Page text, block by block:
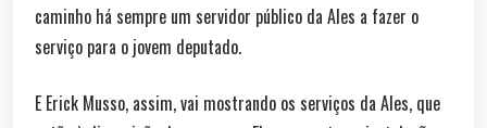
caminho há sempre um servidor público da Ales a fazer o
serviço para o jovem deputado.
E Erick Musso, assim, vai mostrando os serviços da Ales, que